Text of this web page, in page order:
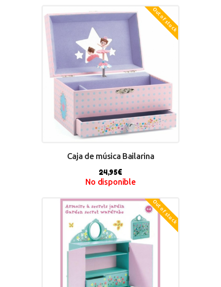
Out of stock
BUY NOW
Caja de música Bailarina
24,95€
No disponible
Out of stock